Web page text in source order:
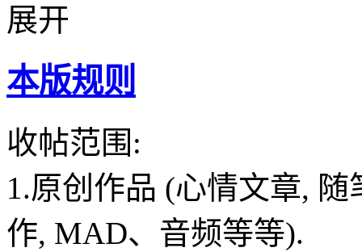
本版规则
收帖范围:
1.原创作品 (心情文章,
作, MAD、音频等等).